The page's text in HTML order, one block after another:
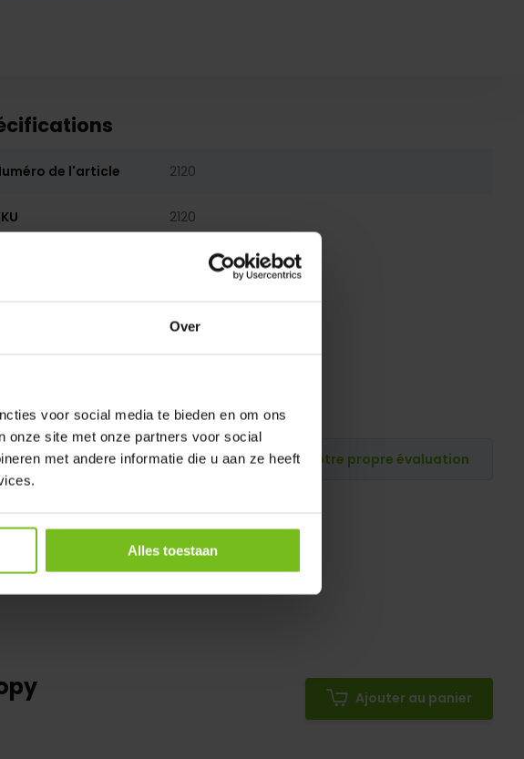
Over
voor social media te bieden en om ons
onze site met onze partners voor social
met andere informatie die u aan ze heeft
Alles toestaan
de l'article 2120
2120
Publiez votre propre évaluation
Ajouter au panier